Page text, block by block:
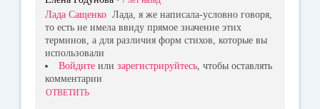
Лада Сащенко Лада, я же написала-условно говоря,
то есть не имела ввиду прямое значение этих
терминов, а для различия форм стихов, которые вы
использовали
Войдите или зарегистрируйтесь , чтобы оставлять
комментарии
ОТВЕТИТЬ